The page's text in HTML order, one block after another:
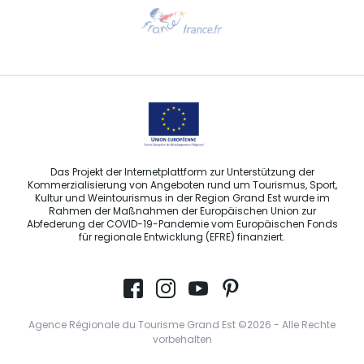
Sprechen Sie uns per E-Mail an
Das Projekt der Internetplattform zur Unterstützung der
Kommerzialisierung von Angeboten rund um Tourismus, Sport,
Kultur und Weintourismus in der Region Grand Est wurde im
Rahmen der Maßnahmen der Europäischen Union zur
Abfederung der COVID-19-Pandemie vom Europäischen Fonds
für regionale Entwicklung (EFRE) finanziert.
Agence Régionale du Tourisme Grand Est ©2026 - Alle Rechte
vorbehalten